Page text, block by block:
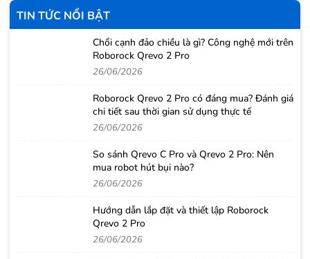
TIN TỨC NỔI BẬT
Chổi cạnh đảo chiều là gì? Công nghệ mới trên
Roborock Qrevo 2 Pro
26/06/2026
Roborock Qrevo 2 Pro có đáng mua? Đánh giá
chi tiết sau thời gian sử dụng thực tế
26/06/2026
So sánh Qrevo C Pro và Qrevo 2 Pro: Nên
mua robot hút bụi nào?
26/06/2026
Hướng dẫn lắp đặt và thiết lập Roborock
Qrevo 2 Pro
26/06/2026